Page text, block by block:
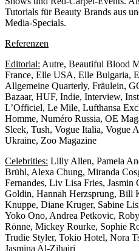
Tutorials für Beauty Brands aus
Media-Specials.
Referenzen
Editorial: Autre, Beautiful Blood
France, Elle USA, Elle Bulgaria,
Allgemeine Quarterly, Fräulein,
Bazaar, HUF, Indie, Interview,
L’Officiel, Le Mile, Lufthansa
Homme, Numéro Russia, OE
Sleek, Tush, Vogue Italia, Vogue
Ukraine, Zoo Magazine
Celebrities: Lilly Allen, Pamela
Brühl, Alexa Chung, Miranda
Fernandes, Liv Lisa Fries, Jasmin
Goldin, Hannah Herzsprung, Bill
Knuppe, Diane Kruger, Sabine
Yoko Ono, Andrea Petkovic,
Rönne, Mickey Rourke, Sophie
Trudie Styler, Tokio Hotel, Nora
Jasmina Al-Zihairi